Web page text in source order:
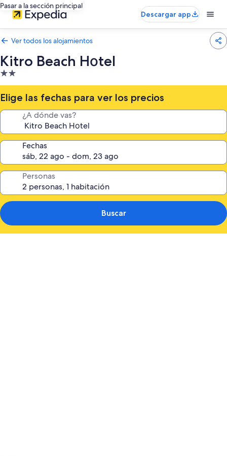
Pasar a la sección principal
Descargar app
Ver todos los alojamientos
Kitro Beach Hοtel
Alojamiento
de
2.0 estrellas
Elige las fechas para ver los precios
¿A dónde vas?
Fechas
Personas
Buscar